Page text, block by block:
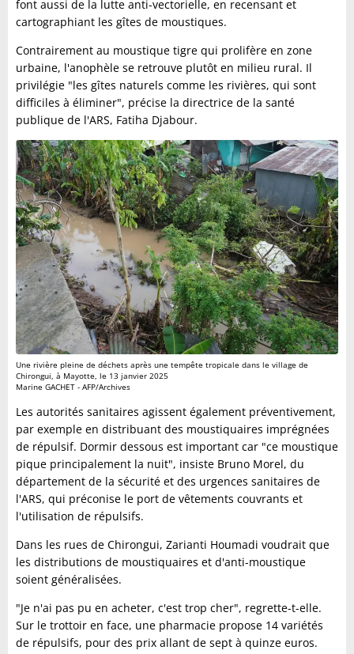
font aussi de la lutte anti-vectorielle, en recensant et
cartographiant les gîtes de moustiques.
Contrairement au moustique tigre qui prolifère en zone
urbaine, l'anophèle se retrouve plutôt en milieu rural. Il
privilégie "les gîtes naturels comme les rivières, qui sont
difficiles à éliminer", précise la directrice de la santé
publique de l'ARS, Fatiha Djabour.
Une rivière pleine de déchets après une tempête tropicale dans le village de
Chirongui, à Mayotte, le 13 janvier 2025
Marine GACHET - AFP/Archives
Les autorités sanitaires agissent également préventivement,
par exemple en distribuant des moustiquaires imprégnées
de répulsif. Dormir dessous est important car "ce moustique
pique principalement la nuit", insiste Bruno Morel, du
département de la sécurité et des urgences sanitaires de
l'ARS, qui préconise le port de vêtements couvrants et
l'utilisation de répulsifs.
Dans les rues de Chirongui, Zarianti Houmadi voudrait que
les distributions de moustiquaires et d'anti-moustique
soient généralisées.
"Je n'ai pas pu en acheter, c'est trop cher", regrette-t-elle.
Sur le trottoir en face, une pharmacie propose 14 variétés
de répulsifs, pour des prix allant de sept à quinze euros.